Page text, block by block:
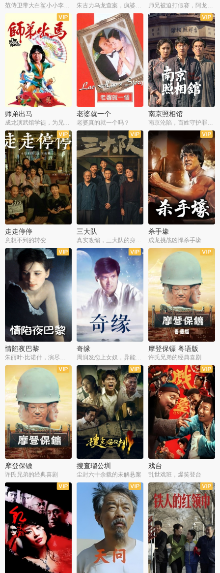
范侍卫带大白鲨小小李破案寻妃 朱古力乌龙查案，疯婆子神助攻 师兄被迫打假赛，阿龙追查斗黑帮
师弟出马
成龙演武馆学徒，为兄搏命战黑道
老婆就一个
老婆真的就一个吗？
南京照相馆
南京沦陷，百姓守护罪证底片
走走停停
意想不到的转变
三大队 杀手壕
成龙挑战凶悍杀手壕
情陷夜巴黎
朱丽叶·比诺什，演尽失爱之痛
奇缘
周润发恋上女奴，异能护体战邪派
摩登保镖 粤语版
许氏兄弟的经典喜剧
摩登保镖
许氏兄弟的经典喜剧
搜查瑠公圳
尘封六十余载的未解悬案
戏台
乱世戏班，爆笑登台